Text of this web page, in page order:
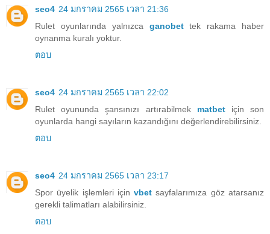
seo4 24 มกราคม 2565 เวลา 21:36
Rulet oyunlarında yalnızca ganobettek rakama haber
oynanma kuralı yoktur.
ตอบ
seo4 24 มกราคม 2565 เวลา 22:02
Rulet oyununda şansınızı artırabilmek matbetiçin son
oyunlarda hangi sayıların kazandığını değerlendirebilirsiniz.
ตอบ
seo4 24 มกราคม 2565 เวลา 23:17
Spor üyelik işlemleri içinvbet sayfalarımıza göz atarsanız
gerekli talimatları alabilirsiniz.
ตอบ